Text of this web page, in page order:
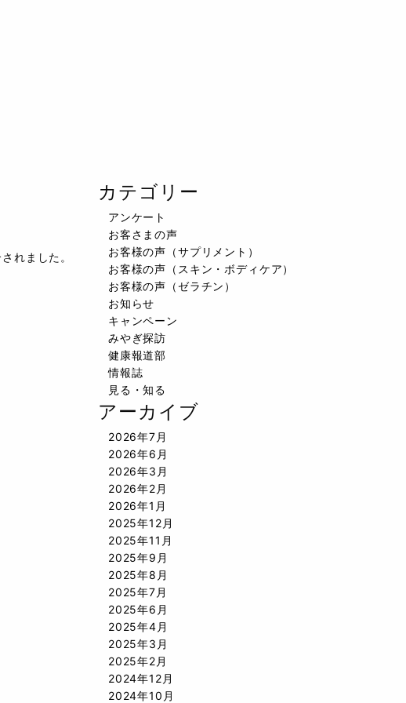
れました。
カテゴリー
アンケート
お客さまの声
お客様の声（サプリメント）
お客様の声（スキン・ボディケア）
お客様の声（ゼラチン）
お知らせ
キャンペーン
みやぎ探訪
健康報道部
情報誌
見る・知る
アーカイブ
2026年7月
2026年6月
2026年3月
2026年2月
2026年1月
2025年12月
2025年11月
2025年9月
2025年8月
2025年7月
2025年6月
2025年4月
2025年3月
2025年2月
2024年12月
2024年10月